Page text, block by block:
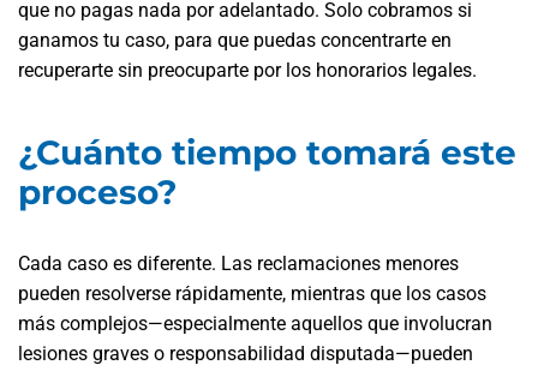
que no pagas nada por adelantado. Solo cobramos si
ganamos tu caso, para que puedas concentrarte en
recuperarte sin preocuparte por los honorarios legales.
¿Cuánto tiempo tomará este
proceso?
Cada caso es diferente. Las reclamaciones menores
pueden resolverse rápidamente, mientras que los casos
más complejos—especialmente aquellos que involucran
lesiones graves o responsabilidad disputada—pueden